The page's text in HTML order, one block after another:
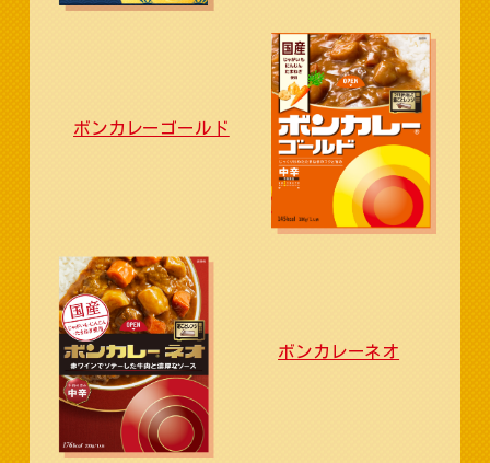
ボンカレーゴールド
ボンカレーネオ